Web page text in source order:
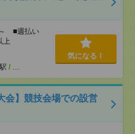
■週払い
上
/ …
気になる！
会】競技会場での設営